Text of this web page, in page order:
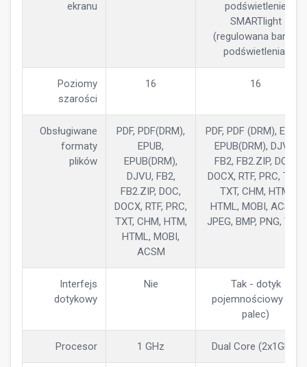
ekranu
podświetlenie
SMARTlight
(regulowana barwa
podświetlenia)
Poziomy
szarości
16 16
Obsługiwane
formaty
plików
PDF, PDF(DRM),
EPUB,
EPUB(DRM),
DJVU, FB2,
FB2.ZIP, DOC,
DOCX, RTF, PRC,
TXT, CHM, HTM,
HTML, MOBI,
ACSM
PDF, PDF (DRM), EPUB,
EPUB(DRM), DJVU,
FB2, FB2.ZIP, DOC,
DOCX, RTF, PRC, TCR,
TXT, CHM, HTM,
HTML, MOBI, ACSM,
JPEG, BMP, PNG, TIFF
Interfejs
dotykowy
Nie
Tak - dotyk
pojemnościowy (na
palec)
Procesor 1 GHz Dual Core (2x1GHz)